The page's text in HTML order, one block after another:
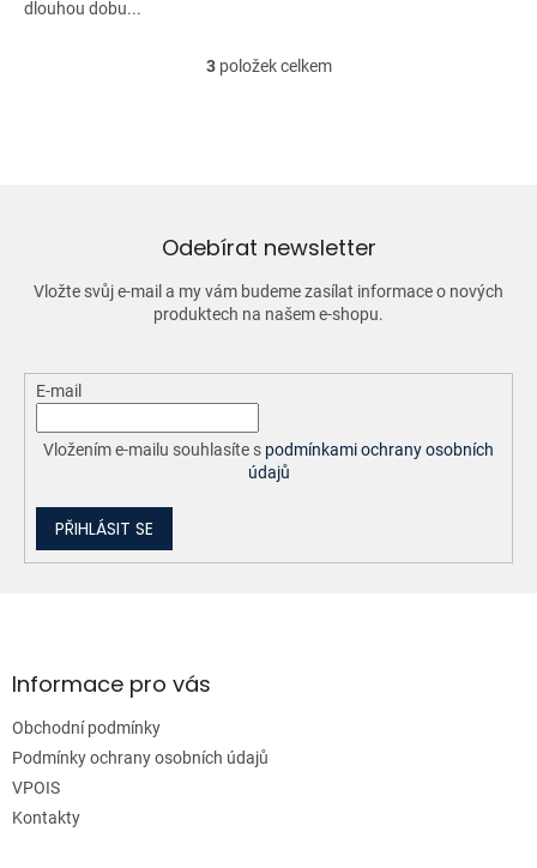
dlouhou dobu...
O
í
p
r
v
k
v
i
s
u
3položek celkem
Odebírat newsletter
Vložte svůj e-mail a my vám budeme zasílat informace o nových
produktech na našem e-shopu.
E-mail
Vložením e-mailu souhlasíte s podmínkami ochrany osobních
údajů
PŘIHLÁSIT SE
aInformace pro vás
Obchodní podmínky
Podmínky ochrany osobních údajů
VPOIS
Kontakty